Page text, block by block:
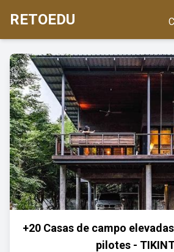
RETOEDU
+20 Casas de campo
pilotes -